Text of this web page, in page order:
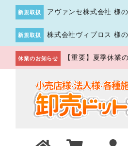
新規取扱 アヴァンセ株式会社 様
新規取扱 株式会社ヴィプロス 様
休業のお知らせ 【重要】夏季休業